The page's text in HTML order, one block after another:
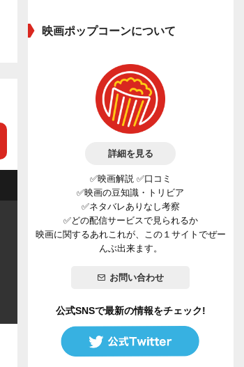
映画ポップコーンについて
詳細を見る
✅映画解説 ✅口コミ
✅映画の豆知識・トリビア
✅ネタバレありなし考察
✅どの配信サービスで見られるか
映画に関するあれこれが、この１サイトでぜー
んぶ出来ます。
お問い合わせ
公式SNSで最新の情報をチェック!